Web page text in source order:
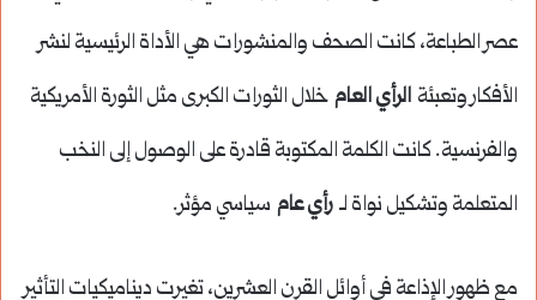
عصر الطباعة، كانت الصحف والمنشورات هي الأداة الرئيسية لنشر
الأفكار وتعبئة الرأي العام خلال الثورات الكبرى مثل الثورة الأمريكية
والفرنسية. كانت الكلمة المكتوبة قادرة على الوصول إلى النخب
المتعلمة وتشكيل نواة لـ رأي عام سياسي مؤثر.
مع ظهور الإذاعة في أوائل القرن العشرين، تغيرت ديناميكيات التأثير